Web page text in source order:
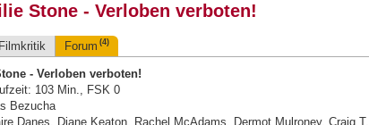
Stone - Verloben verboten!
Filmkritik Forum (4)
- Verloben verboten!
103 Min., FSK 0
Bezucha
Danes, Diane Keaton, Rachel McAdams, Dermot Mulroney, Craig T.